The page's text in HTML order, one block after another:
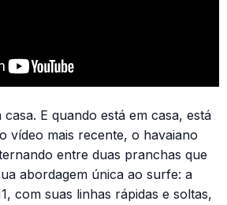
E quando está em casa, está
vídeo mais recente, o havaiano
entre duas pranchas que
abordagem única ao surfe: a
com suas linhas rápidas e soltas,